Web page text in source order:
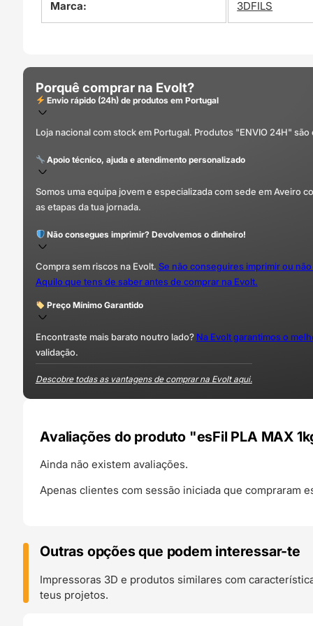
Marca: 3DFILS
Porquê comprar na Evolt?
Envio rápido (24h) de produtos em Portugal
Loja nacional com stock em Portugal. Produtos "ENVIO 24H"
Apoio técnico, ajuda e atendimento personalizado
Somos uma equipa jovem e especializada com sede em Aveiro
as etapas da tua jornada.
Não consegues imprimir? Devolvemos o dinheiro!
Compra sem riscos na Evolt. Se não conseguires imprimir ou
Aquilo que tens de saber antes de comprar na Evolt.
Preço Mínimo Garantido
Encontraste mais barato noutro lado? Na Evolt garantimos o
validação.
Descobre todas as vantagens de comprar na Evolt aqui.
Avaliações do produto "esFil PLA MAX
Ainda não existem avaliações.
Apenas clientes com sessão iniciada que compraram
Outras opções que podem interessar-te
Impressoras 3D e produtos similares com
teus projetos.